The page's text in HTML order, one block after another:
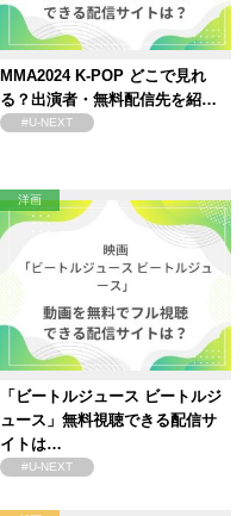
MMA2024 K-POP どこで見れ
る？出演者・無料配信先を紹…
#U-NEXT
洋画
「ビートルジュース ビートルジ
ュース」無料視聴できる配信サ
イトは…
#U-NEXT